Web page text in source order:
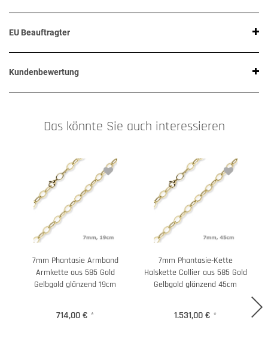
EU Beauftragter
Kundenbewertung
Das könnte Sie auch interessieren
7mm Phantasie Armband
Armkette aus 585 Gold
Gelbgold glänzend 19cm
714,00 € *
7mm Phantasie-Kette
Halskette Collier aus 585 Gold
Gelbgold glänzend 45cm
1.531,00 € *